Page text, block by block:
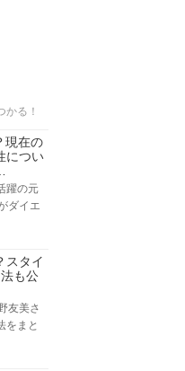
かる！
現在の
につい
躍の元
ダイエ
スタイ
も公
友美さ
をまと